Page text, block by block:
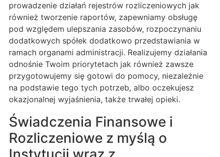
prowadzenie działań rejestrów rozliczeniowych jak
również tworzenie raportów, zapewniamy obsługę
pod względem ulepszania zasobów, rozpoczynaniu
dodatkowych spółek dodatkowo przedstawiania w
ramach organami administracji. Realizujemy działania
odnośnie Twoim priorytetach jak również zawsze
przygotowujemy się gotowi do pomocy, niezależnie
na podstawie tego tych potrzeb, albo oczekujesz
okazjonalnej wyjaśnienia, także trwałej opieki.
Świadczenia Finansowe i
Rozliczeniowe z myślą o